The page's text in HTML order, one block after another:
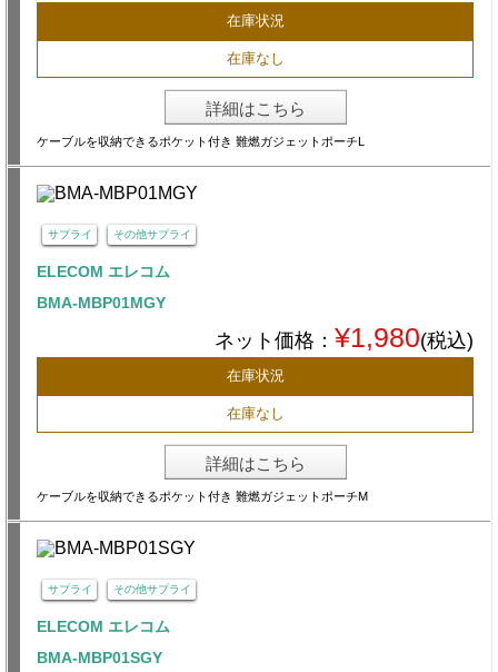
在庫状況
在庫なし
詳細はこちら
ケーブルを収納できるポケット付き 難燃ガジェットポーチL
サプライ その他サプライ
ELECOM エレコム
BMA-MBP01MGY
ネット価格： ¥1,980(税込)
在庫状況
在庫なし
詳細はこちら
ケーブルを収納できるポケット付き 難燃ガジェットポーチM
サプライ その他サプライ
ELECOM エレコム
BMA-MBP01SGY